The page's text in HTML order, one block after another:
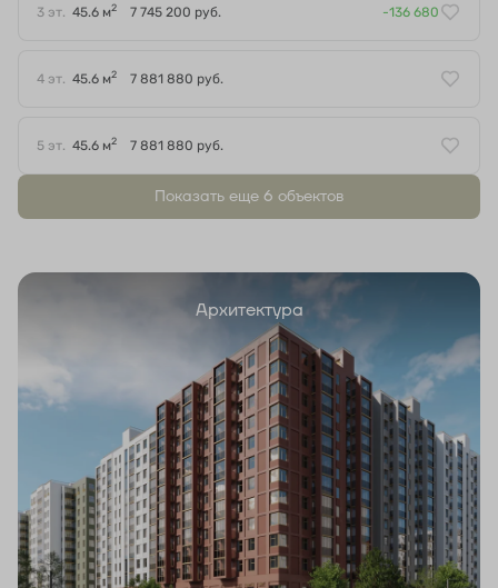
3 эт. 45.6 м2 7 745 200 руб. -136 680
4 эт. 45.6 м2 7 881 880 руб.
5 эт. 45.6 м2 7 881 880 руб.
Показать еще 6 объектов
Архитектура